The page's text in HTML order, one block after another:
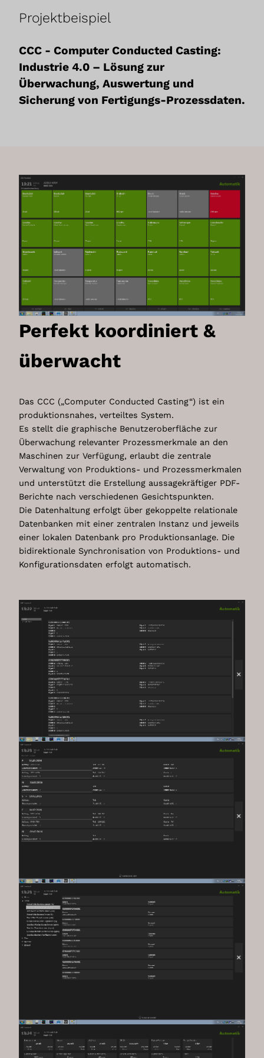
Projektbeispiel
CCC - Computer Conducted Casting:
Industrie 4.0 – Lösung zur
Überwachung, Auswertung und
Sicherung von Fertigungs-Prozessdaten.
Perfekt koordiniert &
überwacht
Das CCC („Computer Conducted Casting“) ist ein
produktionsnahes, verteiltes System.
Es stellt die graphische Benutzeroberfläche zur
Überwachung relevanter Prozessmerkmale an den
Maschinen zur Verfügung, erlaubt die zentrale
Verwaltung von Produktions- und Prozessmerkmalen
und unterstützt die Erstellung aussagekräftiger PDF-
Berichte nach verschiedenen Gesichtspunkten.
Die Datenhaltung erfolgt über gekoppelte relationale
Datenbanken mit einer zentralen Instanz und jeweils
einer lokalen Datenbank pro Produktionsanlage. Die
bidirektionale Synchronisation von Produktions- und
Konfigurationsdaten erfolgt automatisch.